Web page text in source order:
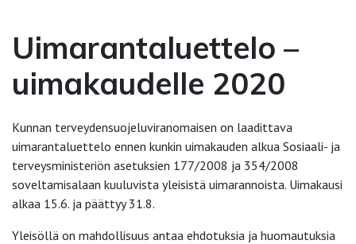
Uimarantaluettelo –
uimakaudelle 2020
Kunnan terveydensuojeluviranomaisen on laadittava
uimarantaluettelo ennen kunkin uimakauden alkua Sosiaali- ja
terveysministeriön asetuksien 177/2008 ja 354/2008
soveltamisalaan kuuluvista yleisistä uimarannoista. Uimakausi
alkaa 15.6. ja päättyy 31.8.
Yleisöllä on mahdollisuus antaa ehdotuksia ja huomautuksia